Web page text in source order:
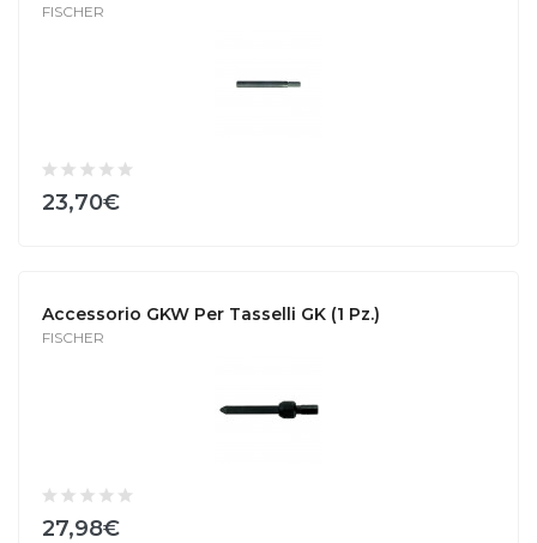
FISCHER
23,70€
Accessorio GKW Per Tasselli GK (1 Pz.)
FISCHER
27,98€